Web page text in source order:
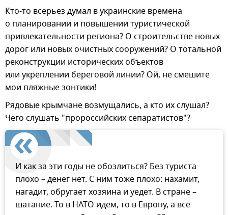
Кто-то всерьез думал в украинские времена
о планировании и повышении туристической
привлекательности региона? О строительстве новых
дорог или новых очистных сооружений? О тотальной
реконструкции исторических объектов
или укреплении береговой линии? Ой, не смешите
мои пляжные зонтики!
Рядовые крымчане возмущались, а кто их слушал?
Чего слушать "пророссийских сепаратистов"?
И как за эти годы не обозлиться? Без туриста
плохо – денег нет. С ним тоже плохо: нахамит,
нагадит, обругает хозяина и уедет. В стране –
шатание. То в НАТО идем, то в Европу, а все